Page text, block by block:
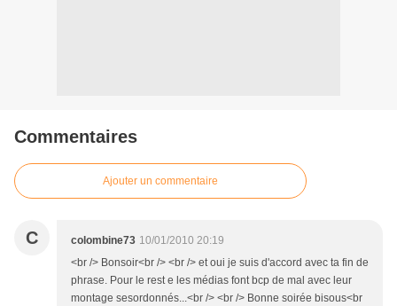
Commentaires
Ajouter un commentaire
C colombine73 10/01/2010 20:19
<br /> Bonsoir<br /> <br /> et oui je suis d'accord avec ta fin de
phrase. Pour le rest e les médias font bcp de mal avec leur
montage sesordonnés...<br /> <br /> Bonne soirée bisous<br